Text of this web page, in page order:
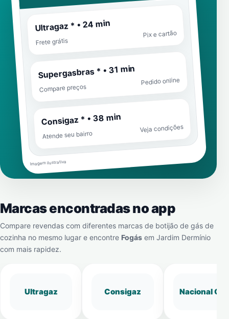
Ultragaz * • 24 min
Frete grátis
Pix e cartão
Supergasbras * • 31 min
Compare preços
Pedido online
Consigaz * • 38 min
Atende seu bairro
Veja condições
Imagem ilustrativa
Marcas encontradas no app
Compare revendas com diferentes marcas de botijão de gás de
cozinha no mesmo lugar e encontre Fogás em Jardim Dermínio
com mais rapidez.
Ultragaz Consigaz Nacional Gás